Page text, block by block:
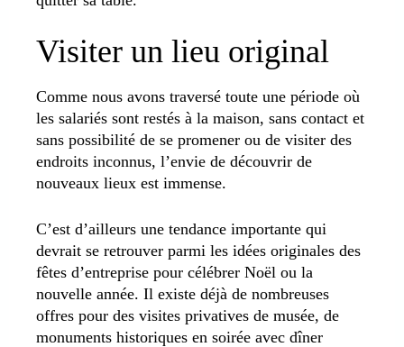
Visiter un lieu original
Comme nous avons traversé toute une période où
les salariés sont restés à la maison, sans contact et
sans possibilité de se promener ou de visiter des
endroits inconnus, l’envie de découvrir de
nouveaux lieux est immense.
C’est d’ailleurs une tendance importante qui
devrait se retrouver parmi les idées originales des
fêtes d’entreprise pour célébrer Noël ou la
nouvelle année. Il existe déjà de nombreuses
offres pour des visites privatives de musée, de
monuments historiques en soirée avec dîner